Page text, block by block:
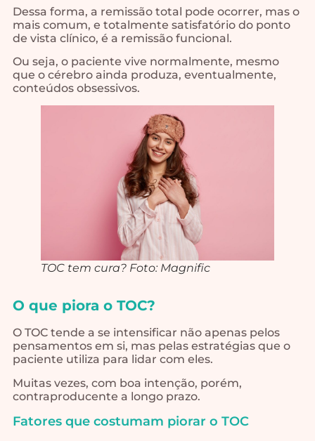
Dessa forma, a remissão total pode ocorrer, mas o
mais comum, e totalmente satisfatório do ponto
de vista clínico, é a remissão funcional.
Ou seja, o paciente vive normalmente, mesmo
que o cérebro ainda produza, eventualmente,
conteúdos obsessivos.
TOC tem cura? Foto: Magnific
O que piora o TOC?
O TOC tende a se intensificar não apenas pelos
pensamentos em si, mas pelas estratégias que o
paciente utiliza para lidar com eles.
Muitas vezes, com boa intenção, porém,
contraproducente a longo prazo.
Fatores que costumam piorar o TOC